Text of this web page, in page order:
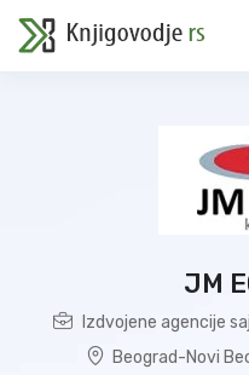
JM
Izdvojene agencije
Beograd-Novi